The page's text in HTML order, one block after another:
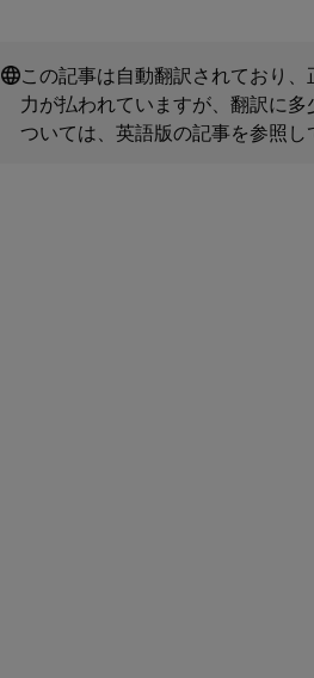
この記事は自動翻訳されており
力が払われていますが、翻訳に
ついては、英語版の記事を参照し